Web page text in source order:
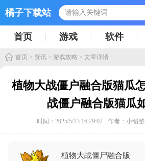
橘子下载站
首页 游戏 软件
首页 > 资讯 > 游戏攻略 > 文章详情
植物大战僵户融合版猫瓜
战僵户融合版猫瓜
时间：2025/5/23 16:29:02 作者：小编
植物大战僵尸融合版